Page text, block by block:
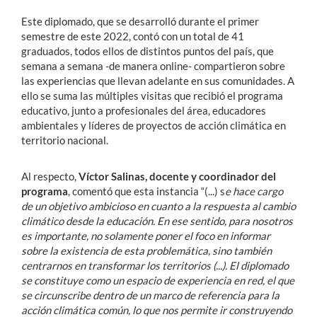
Este diplomado, que se desarrolló durante el primer
semestre de este 2022, contó con un total de 41
graduados, todos ellos de distintos puntos del país, que
semana a semana -de manera online- compartieron sobre
las experiencias que llevan adelante en sus comunidades. A
ello se suma las múltiples visitas que recibió el programa
educativo, junto a profesionales del área, educadores
ambientales y líderes de proyectos de acción climática en
territorio nacional.
Al respecto,Víctor Salinas, docente y coordinador del
programa, comentó que esta instancia “(...) se hace cargo
de un objetivo ambicioso en cuanto a la respuesta al cambio
climático desde la educación. En ese sentido, para nosotros
es importante, no solamente poner el foco en informar
sobre la existencia de esta problemática, sino también
centrarnos en transformar los territorios (...). El diplomado
se constituye como un espacio de experiencia en red, el que
se circunscribe dentro de un marco de referencia para la
acción climática común, lo que nos permite ir construyendo